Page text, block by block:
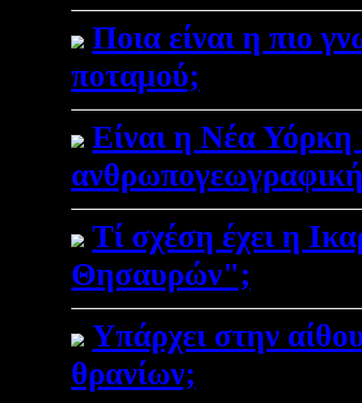
Ποια είναι η πιο
ποταμού;
Είναι η Νέα Υόρκη
Τί σχέση έχει η
Θησαυρών";
Υπάρχει στην
θρανίων;